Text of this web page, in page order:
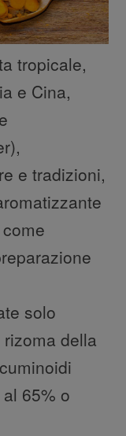
tropicale,
e Cina,
e tradizioni,
solo
della
65% o